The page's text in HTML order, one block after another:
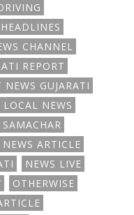
CHANNEL
REPORT
NEWS GUJARATI
LOCAL NEWS
NEWS ARTICLE
NEWS LIVE
OTHERWISE